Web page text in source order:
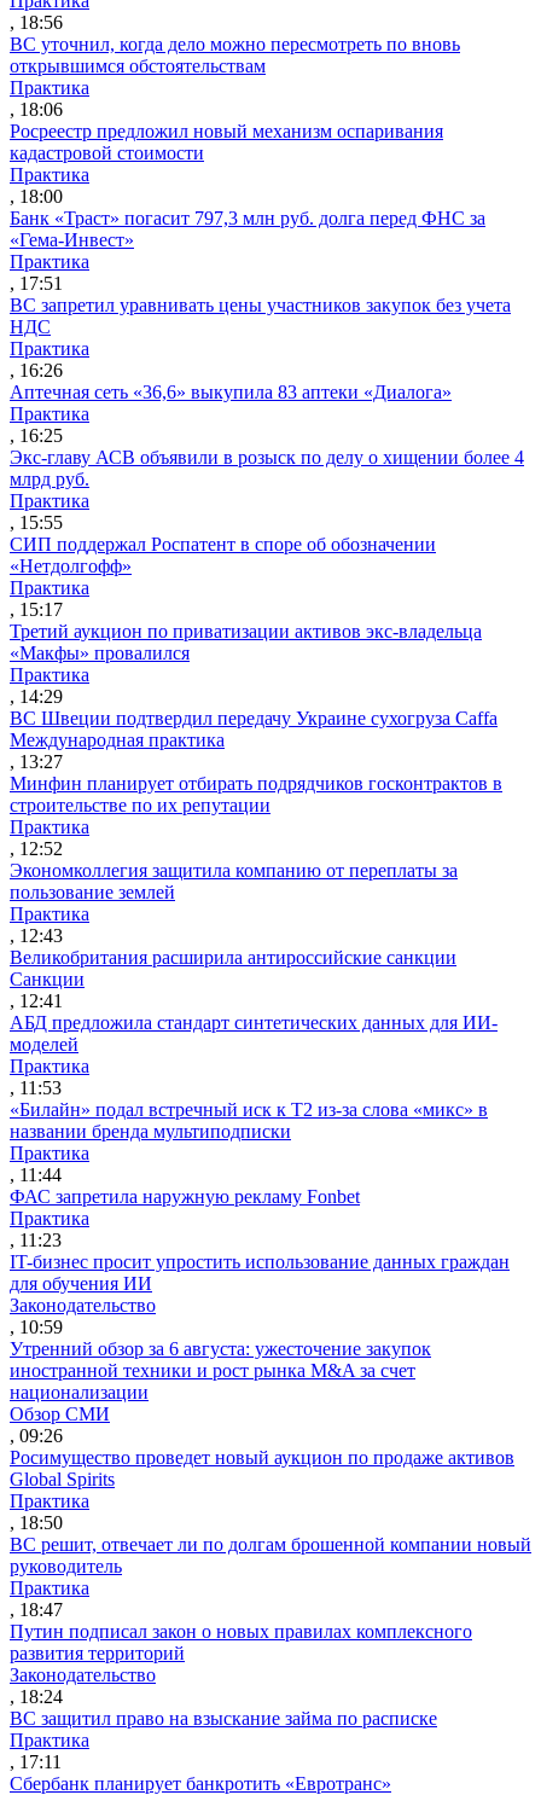
, 18:56
ВС уточнил, когда дело можно пересмотреть по вновь
открывшимся обстоятельствам
Практика
, 18:06
Росреестр предложил новый механизм оспаривания
кадастровой стоимости
Практика
, 18:00
Банк «Траст» погасит 797,3 млн руб. долга перед ФНС за
«Гема-Инвест»
Практика
, 17:51
ВС запретил уравнивать цены участников закупок без учета
НДС
Практика
, 16:26
Аптечная сеть «36,6» выкупила 83 аптеки «Диалога»
Практика
, 16:25
Экс-главу АСВ объявили в розыск по делу о хищении более 4
млрд руб.
Практика
, 15:55
СИП поддержал Роспатент в споре об обозначении
«Нетдолгофф»
Практика
, 15:17
Третий аукцион по приватизации активов экс-владельца
«Макфы» провалился
Практика
, 14:29
ВС Швеции подтвердил передачу Украине сухогруза Caffa
Международная практика
, 13:27
Минфин планирует отбирать подрядчиков госконтрактов в
строительстве по их репутации
Практика
, 12:52
Экономколлегия защитила компанию от переплаты за
пользование землей
Практика
, 12:43
Великобритания расширила антироссийские санкции
Санкции
, 12:41
АБД предложила стандарт синтетических данных для ИИ-
моделей
Практика
, 11:53
«Билайн» подал встречный иск к Т2 из-за слова «микс» в
названии бренда мультиподписки
Практика
, 11:44
ФАС запретила наружную рекламу Fonbet
Практика
, 11:23
IT-бизнес просит упростить использование данных граждан
для обучения ИИ
Законодательство
, 10:59
Утренний обзор за 6 августа: ужесточение закупок
иностранной техники и рост рынка M&A за счет
национализации
Обзор СМИ
, 09:26
Росимущество проведет новый аукцион по продаже активов
Global Spirits
Практика
, 18:50
ВС решит, отвечает ли по долгам брошенной компании новый
руководитель
Практика
, 18:47
Путин подписал закон о новых правилах комплексного
развития территорий
Законодательство
, 18:24
ВС защитил право на взыскание займа по расписке
Практика
, 17:11
Сбербанк планирует банкротить «Евротранс»